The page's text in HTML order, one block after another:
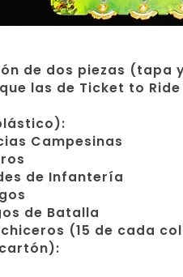
de dos piezas (tapa
las de Ticket to
Campesinas
de Infantería
de Batalla
(15 de cada